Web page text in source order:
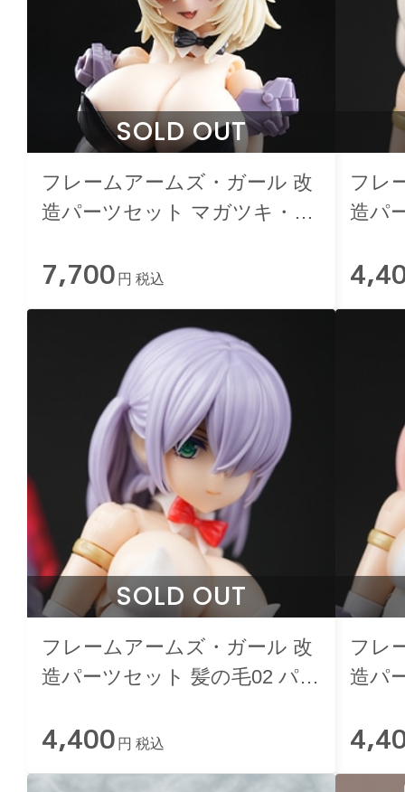
SOLD OUT
フレームアームズ・ガール 改
造パーツセット マガツキ・ド
7,700 円 税込
フレ
造パ
SOLD OUT
フレームアームズ・ガール 改
造パーツセット 髪の毛02 パー
4,400 円 税込
フレ
造パ